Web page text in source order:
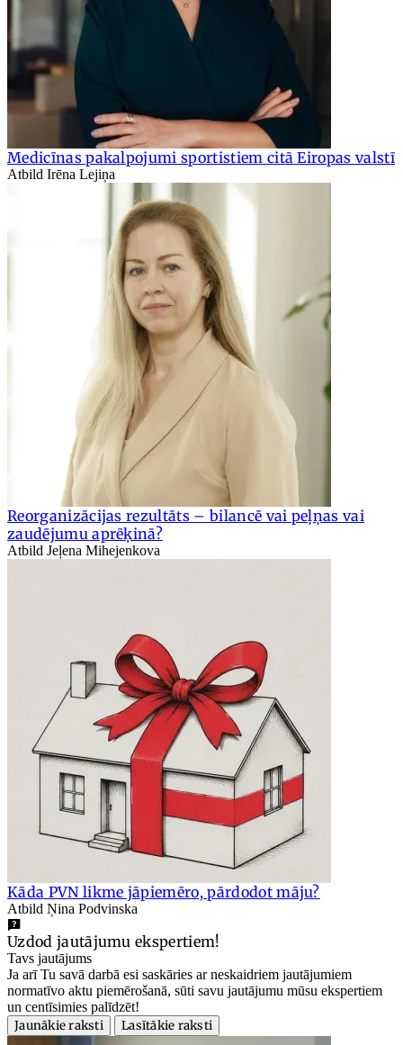
Medicīnas pakalpojumi sportistiem citā Eiropas valstī
Atbild Irēna Lejiņa
Reorganizācijas rezultāts – bilancē vai peļņas vai
zaudējumu aprēķinā?
Atbild Jeļena Mihejenkova
Kāda PVN likme jāpiemēro, pārdodot māju?
Atbild Ņina Podvinska
Uzdod jautājumu ekspertiem!
Tavs jautājums
Ja arī Tu savā darbā esi saskāries ar neskaidriem jautājumiem
normatīvo aktu piemērošanā, sūti savu jautājumu mūsu ekspertiem
un centīsimies palīdzēt!
Jaunākie raksti
Lasītākie raksti